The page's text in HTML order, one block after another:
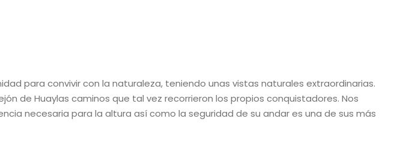
para convivir con la naturaleza, teniendo unas vistas naturales extraordinarias.
de Huaylas caminos que tal vez recorrieron los propios conquistadores. Nos
necesaria para la altura así como la seguridad de su andar es una de sus más